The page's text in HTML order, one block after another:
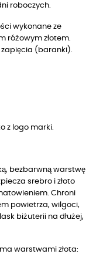
roboczych.
wykonane ze
różowym złotem.
zapięcia (baranki).
z logo marki.
bezbarwną warstwę
srebro i złoto
Chroni
powietrza, wilgoci,
biżuterii na dłużej,
warstwami złota: